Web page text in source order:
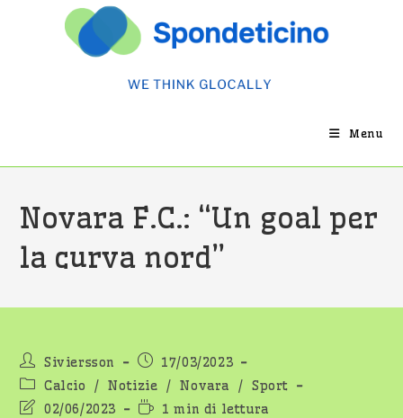
Menu
Novara F.C.: “Un goal per
la curva nord”
Autore
dell'articolo:
Siviersson
Articolo
pubblicato:
17/03/2023
Categoria
dell'articolo:
Calcio / Notizie / Novara / Sport
Ultima02/06/2023
Tempo1 min di lettura